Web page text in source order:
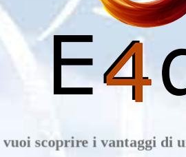
vuoi scoprire i vantaggi di